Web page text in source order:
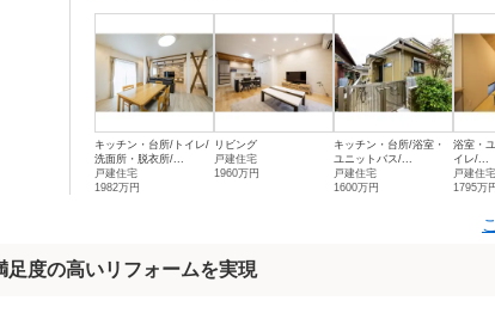
キッチン・台所/トイレ/
洗面所・脱衣所/...
戸建住宅
1982万円
リビング
戸建住宅
1960万円
キッチン・台所/浴室・
ユニットバス/...
戸建住宅
1600万円
浴室・
イレ/...
戸建住宅
1795万
度の高いリフォームを実現